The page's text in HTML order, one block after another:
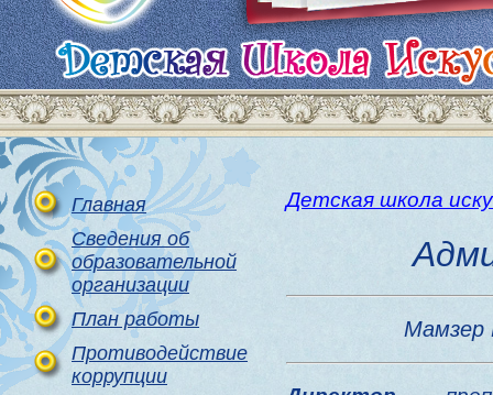
Главная
Сведения об
образовательной
организации
План работы
Противодействие
коррупции
Детская школа
Мамзер